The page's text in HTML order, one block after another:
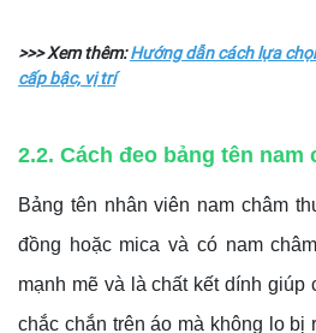
>>> Xem thêm:Hướng dẫn cách lựa
cấp bậc, vị trí
2.2. Cách đeo bảng tên nam
Bảng tên nhân viên nam châm
đồng hoặc mica và có nam
mạnh mẽ và là chất kết dính giúp
chắc chắn trên áo mà không lo